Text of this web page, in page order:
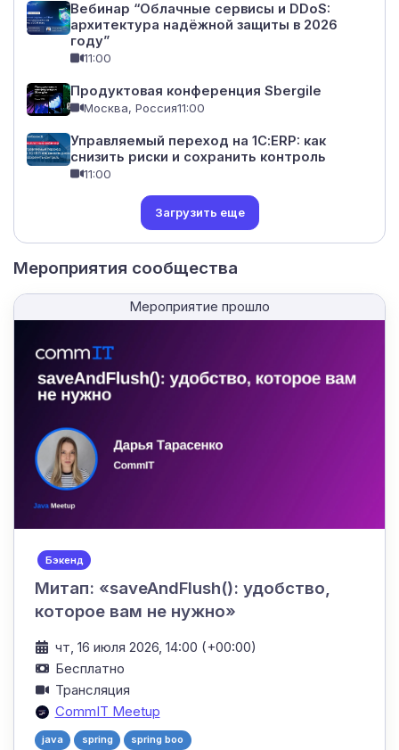
Вебинар “Облачные сервисы и DDoS:
архитектура надёжной защиты в 2026
году”
11:00
Продуктовая конференция Sbergile
Москва, Россия11:00
Управляемый переход на 1С:ERP: как
снизить риски и сохранить контроль
11:00
Загрузить еще
Мероприятия сообщества
Мероприятие прошло
Бэкенд
Митап: «saveAndFlush(): удобство,
которое вам не нужно»
чт, 16 июля 2026, 14:00 (+00:00)
Бесплатно
Трансляция
CommIT Meetup
java spring spring boo